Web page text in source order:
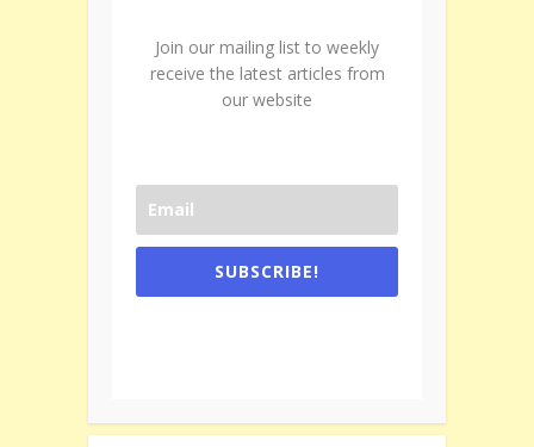
Join our mailing list to weekly
receive the latest articles from
our website
SUBSCRIBE!